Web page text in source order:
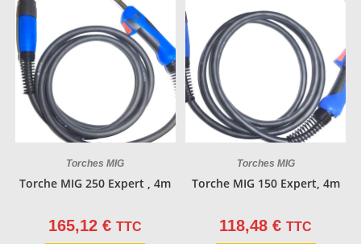
Torches MIG
Torche MIG 250 Expert , 4m
165,12€ TTC
Torches MIG
Torche MIG 150 Expert, 4m
118,48€ TTC